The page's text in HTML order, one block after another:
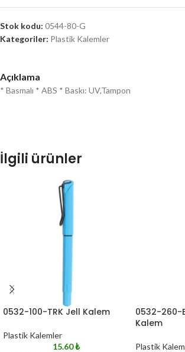
Stok kodu: 0544-80-G
Kategoriler: Plastik Kalemler
Açıklama
* Basmalı * ABS * Baskı: UV,Tampon
İlgili ürünler
0532-100-TRK Jell Kalem
Plastik Kalemler
15.60₺
0532-260-
Kalem
Plastik